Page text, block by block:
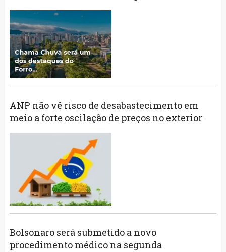
ANP não vê risco de desabastecimento em
meio a forte oscilação de preços no exterior
Bolsonaro será submetido a novo
procedimento médico na segunda